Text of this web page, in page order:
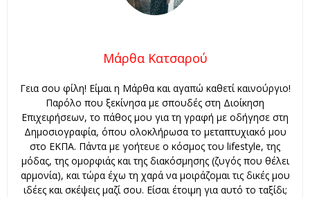
Μάρθα Κατσαρού
Γεια σου φίλη! Είμαι η Μάρθα και αγαπώ καθετί καινούργιο!
Παρόλο που ξεκίνησα με σπουδές στη Διοίκηση
Επιχειρήσεων, το πάθος μου για τη γραφή με οδήγησε στη
Δημοσιογραφία, όπου ολοκλήρωσα το μεταπτυχιακό μου
στο ΕΚΠΑ. Πάντα με γοήτευε ο κόσμος του lifestyle, της
μόδας, της ομορφιάς και της διακόσμησης (ζυγός που θέλει
αρμονία), και τώρα έχω τη χαρά να μοιράζομαι τις δικές μου
ιδέες και σκέψεις μαζί σου. Είσαι έτοιμη για αυτό το ταξίδι;